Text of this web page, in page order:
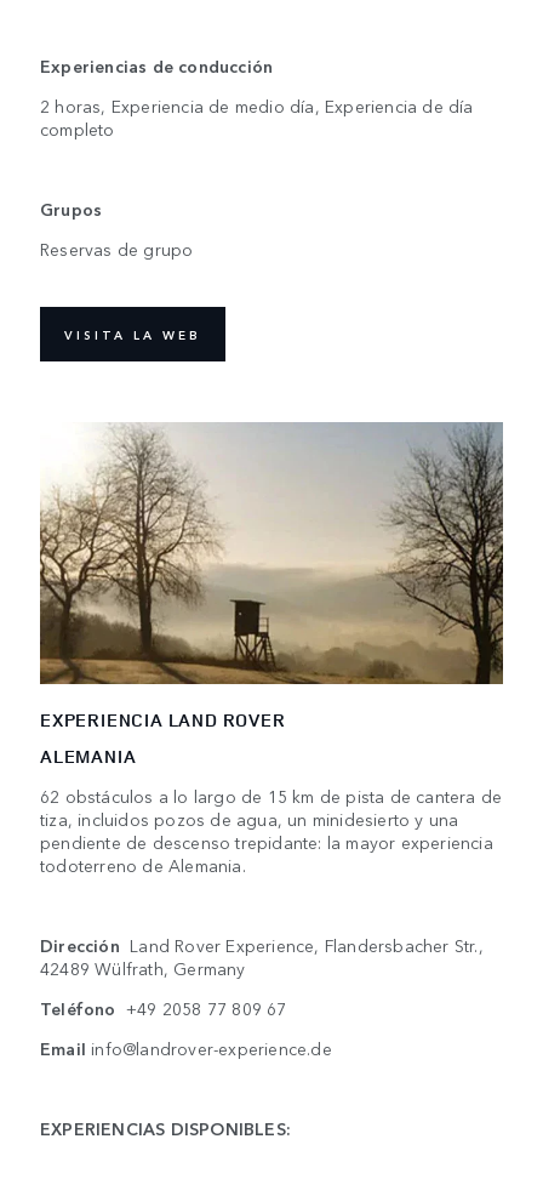
Experiencias de conducción
2 horas, Experiencia de medio día, Experiencia de día
completo
Grupos
Reservas de grupo
VISITA LA WEB
EXPERIENCIA LAND ROVER
ALEMANIA
62 obstáculos a lo largo de 15 km de pista de cantera de
tiza, incluidos pozos de agua, un minidesierto y una
pendiente de descenso trepidante: la mayor experiencia
todoterreno de Alemania.
Dirección Land Rover Experience, Flandersbacher Str.,
42489 Wülfrath, Germany
Teléfono +49 2058 77 809 67
Email info@landrover-experience.de
EXPERIENCIAS DISPONIBLES: